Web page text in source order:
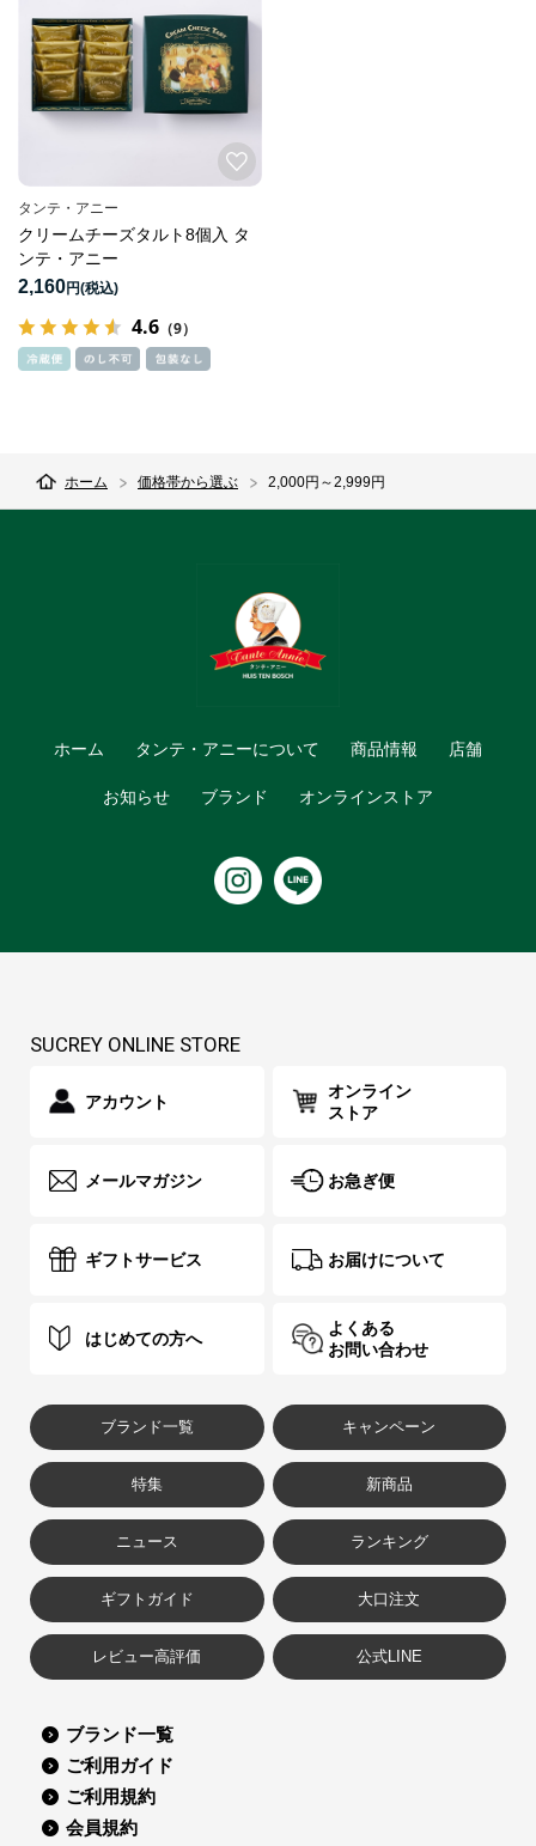
タンテ・アニー
クリームチーズタルト8個入 タ
ンテ・アニー
2,160円
4.6 （9）
ホーム 価格帯から選ぶ 2,000円～2,999円
ホーム タンテ・アニーについて 商品情報 店舗
お知らせ ブランド オンラインストア
SUCREY ONLINE STORE
アカウント
オンライン
ストア
メールマガジン お急ぎ便
ギフトサービス お届けについて
はじめての方へ
よくある
お問い合わせ
ブランド一覧 キャンペーン
特集 新商品
ニュース ランキング
ギフトガイド 大口注文
レビュー高評価 公式LINE
ブランド一覧
ご利用ガイド
ご利用規約
会員規約